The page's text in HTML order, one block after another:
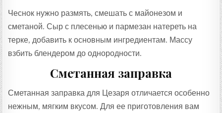
Чеснок нужно размять, смешать с майонезом и
сметаной. Сыр с плесенью и пармезан натереть на
терке, добавить к основным ингредиентам. Массу
взбить блендером до однородности.
Сметанная заправка
Сметанная заправка для Цезаря отличается особенно
нежным, мягким вкусом. Для ее приготовления вам